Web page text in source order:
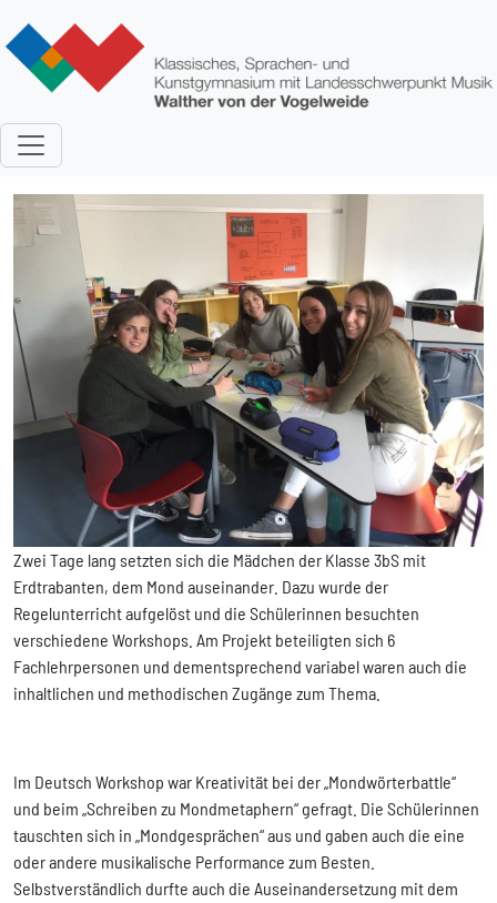
Zwei Tage lang setzten sich die Mädchen der Klasse 3bS mit
Erdtrabanten, dem Mond auseinander. Dazu wurde der
Regelunterricht aufgelöst und die Schülerinnen besuchten
verschiedene Workshops. Am Projekt beteiligten sich 6
Fachlehrpersonen und dementsprechend variabel waren auch die
inhaltlichen und methodischen Zugänge zum Thema.
Im Deutsch Workshop war Kreativität bei der „Mondwörterbattle“
und beim „Schreiben zu Mondmetaphern“ gefragt. Die Schülerinnen
tauschten sich in „Mondgesprächen“ aus und gaben auch die eine
oder andere musikalische Performance zum Besten.
Selbstverständlich durfte auch die Auseinandersetzung mit dem